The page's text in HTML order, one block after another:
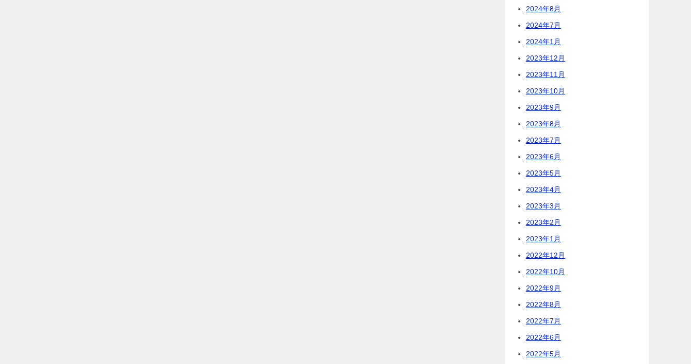
2024年8月
2024年7月
2024年1月
2023年12月
2023年11月
2023年10月
2023年9月
2023年8月
2023年7月
2023年6月
2023年5月
2023年4月
2023年3月
2023年2月
2023年1月
2022年12月
2022年10月
2022年9月
2022年8月
2022年7月
2022年6月
2022年5月